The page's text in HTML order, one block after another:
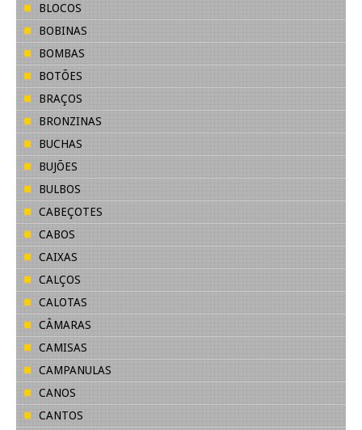
BLOCOS
BOBINAS
BOMBAS
BOTÕES
BRAÇOS
BRONZINAS
BUCHAS
BUJÕES
BULBOS
CABEÇOTES
CABOS
CAIXAS
CALÇOS
CALOTAS
CÂMARAS
CAMISAS
CAMPANULAS
CANOS
CANTOS